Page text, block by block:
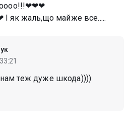
як жаль,що майже все.....
нам теж дуже шкода))))